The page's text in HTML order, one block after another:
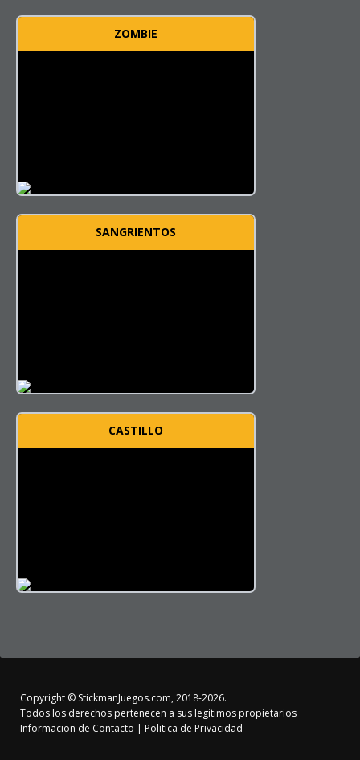
ZOMBIE
SANGRIENTOS
CASTILLO
Copyright © StickmanJuegos.com, 2018-2026.
Todos los derechos pertenecen a sus legitimos propietarios
Informacion de Contacto | Politica de Privacidad